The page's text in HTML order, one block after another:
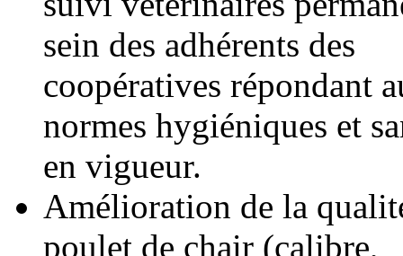
sein des adhérents des
coopératives répondant
normes hygiéniques et
en vigueur.
Amélioration de la
poulet de chair (calibre,